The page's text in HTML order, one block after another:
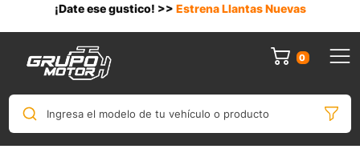
¡Date ese gustico! >> Estrena Llantas Nuevas
0
Ingresa el modelo de tu vehículo o producto